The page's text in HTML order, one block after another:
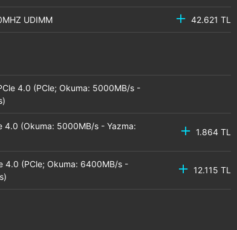
UDIMM 42.621 TL
4.0 (PCle; Okuma: 5000MB/s -
4.0 (Okuma: 5000MB/s - Yazma:
1.864 TL
4.0 (PCle; Okuma: 6400MB/s -
12.115 TL